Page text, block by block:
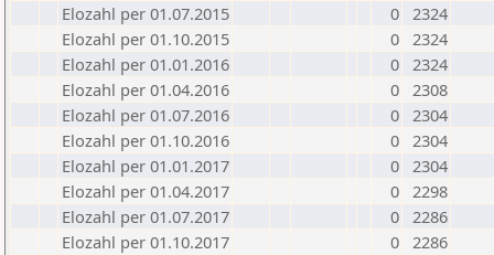
Elozahl per 01.07.2015
0 2324
Elozahl per 01.10.2015
0 2324
Elozahl per 01.01.2016
0 2324
Elozahl per 01.04.2016
0 2308
Elozahl per 01.07.2016
0 2304
Elozahl per 01.10.2016
0 2304
Elozahl per 01.01.2017
0 2304
Elozahl per 01.04.2017
0 2298
Elozahl per 01.07.2017
0 2286
Elozahl per 01.10.2017
0 2286